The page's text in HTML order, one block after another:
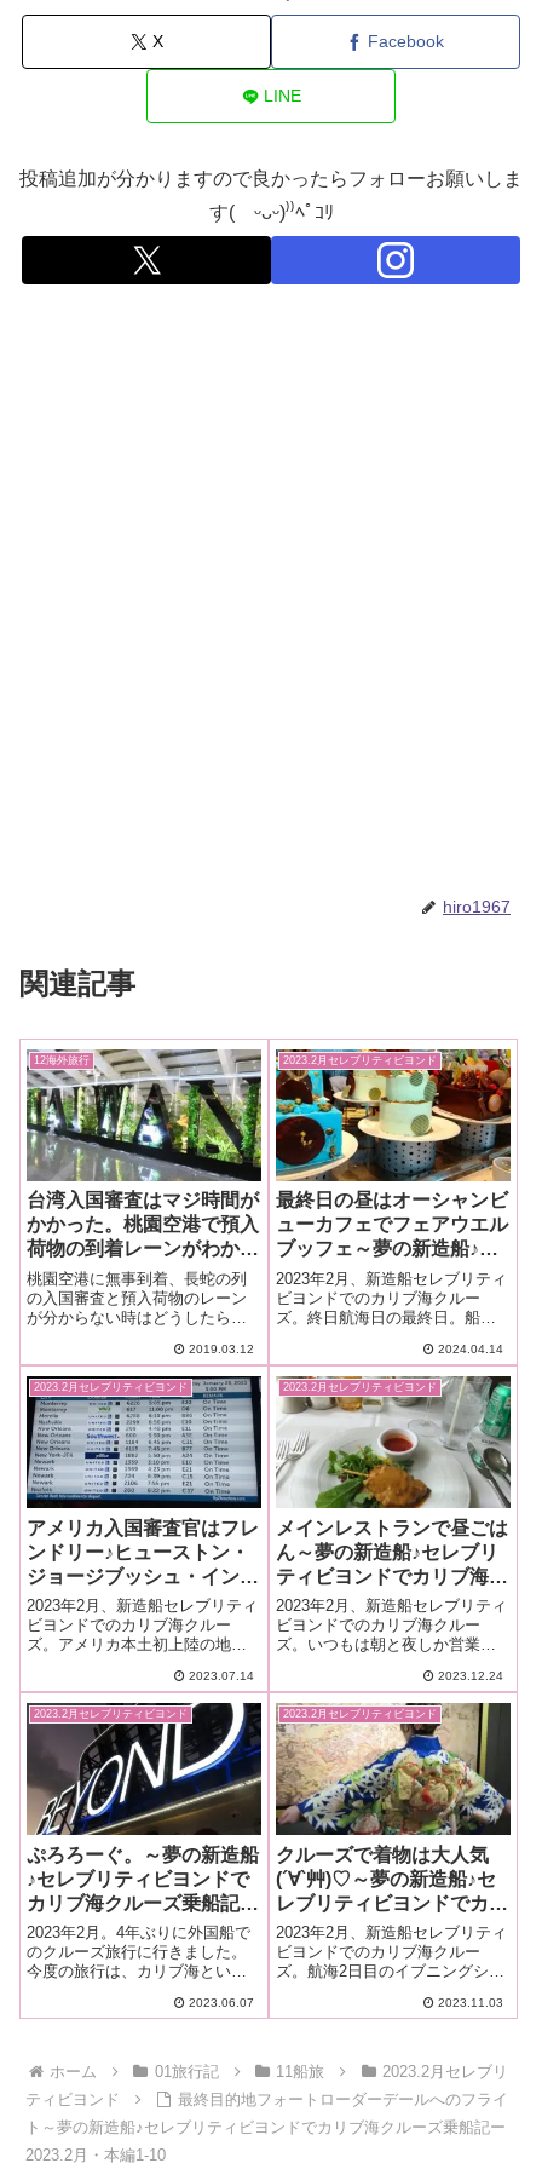
X Facebook
LINE
投稿追加が分かりますので良かったらフォローお願いしま
す( ᵕᴗᵕ)⁾⁾ﾍﾟｺﾘ
hiro1967
関連記事
12海外旅行
台湾入国審査はマジ時間が
かかった。桃園空港で預入
荷物の到着レーンがわから
ない時は？～台湾女子旅＆
ダイヤモンドプリンセスで
初クルーズー2018.12月・
桃園空港に無事到着、長蛇の列
の入国審査と預入荷物のレーン
が分からない時はどうしたら良
2019.03.12
2023.2月セレブリティビヨンド
最終日の昼はオーシャンビ
ューカフェでフェアウエル
ブッフェ～夢の新造船♪セ
レブリティビヨンドでカリ
ブ海クルーズ乗船記ー
2023.2月・本編8-2
2023年2月、新造船セレブリティ
ビヨンドでのカリブ海クルー
ズ。終日航海日の最終日。船内
いんですが、オーシャンビュー
カフェではお別れのランチブッ
フェが開催されました。色とり
どりの巨大ケーキにテンション
上がりっぱなしｗ
2024.04.14
2023.2月セレブリティビヨンド
アメリカ入国審査官はフレ
ンドリー♪ヒューストン・
ジョージブッシュ・インタ
ーコンチネンタル空港～夢
の新造船♪セレブリティビ
ヨンドでカリブ海クルーズ
乗船記ー2023.2月・本編1-
7
2023年2月、新造船セレブリティ
ビヨンドでのカリブ海クルー
ズ。アメリカ本土初上陸の地
アメリカの入国審査初体験。荷
物を預けなおして空港探検。ヒ
ューストンには2つ空港あるって
初めて知ったわ！
2023.07.14
2023.2月セレブリティビヨンド
メインレストランで昼ごは
ん～夢の新造船♪セレブリ
ティビヨンドでカリブ海ク
ルーズ乗船記ー2023.2月・
本編4-3
2023年2月、新造船セレブリティ
ビヨンドでのカリブ海クルー
ズ。いつもは朝と夜しか営業し
海日だけはそこでお昼ごはんが
食べられるんですョー！そんな
特別の機会は逃すわけにはいか
ないんです。
2023.12.24
2023.2月セレブリティビヨンド
ぷろろーぐ。～夢の新造船
♪セレブリティビヨンドで
カリブ海クルーズ乗船記ー
2023.2月・準備編
2023年2月。4年ぶりに外国船で
のクルーズ旅行に行きました。
今度の旅行は、カリブ海という
も2022年に就航したばかりの新
行けるまでの道のりと予約のあ
2023.06.07
2023.2月セレブリティビヨンド
クルーズで着物は大人気
(´∀`艸)♡～夢の新造船♪セ
レブリティビヨンドでカリ
ブ海クルーズ乗船記ー
2023.2月・本編3-3
2023年2月、新造船セレブリティ
ビヨンドでのカリブ海クルー
ズ。航海2日目のイブニングシッ
トマトちゃんに振袖を着せまし
2023.11.03
ホーム 01旅行記 11船旅
2023.2月セレブリ
ティビヨンド
最終目的地フォートローダーデールへのフライ
ト～夢の新造船♪セレブリティビヨンドでカリブ海クルーズ乗船記ー
2023.2月・本編1-10